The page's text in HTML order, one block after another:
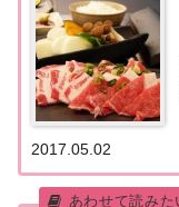
2017.05.02